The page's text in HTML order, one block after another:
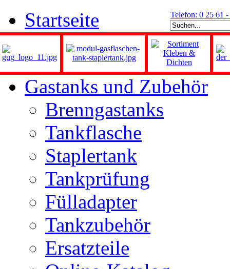
Telefon: 0 25 61
Startseite
Gastanks und Zubehör
Brenngastanks
Tankflasche
Staplertank
Tankprüfung
Fülladapter
Tankzubehör
Ersatzteile